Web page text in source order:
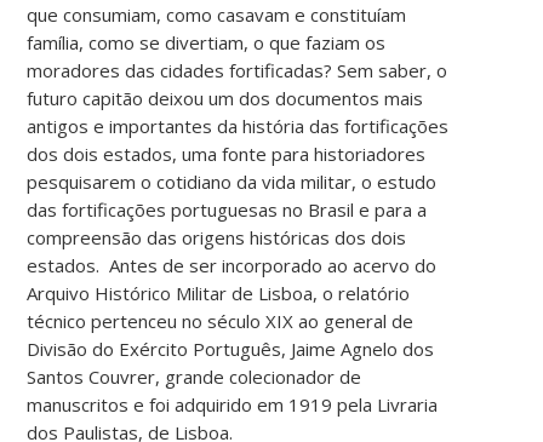
que consumiam, como casavam e constituíam
família, como se divertiam, o que faziam os
moradores das cidades fortificadas? Sem saber, o
futuro capitão deixou um dos documentos mais
antigos e importantes da história das fortificações
dos dois estados, uma fonte para historiadores
pesquisarem o cotidiano da vida militar, o estudo
das fortificações portuguesas no Brasil e para a
compreensão das origens históricas dos dois
estados. Antes de ser incorporado ao acervo do
Arquivo Histórico Militar de Lisboa, o relatório
técnico pertenceu no século XIX ao general de
Divisão do Exército Português, Jaime Agnelo dos
Santos Couvrer, grande colecionador de
manuscritos e foi adquirido em 1919 pela Livraria
dos Paulistas, de Lisboa.